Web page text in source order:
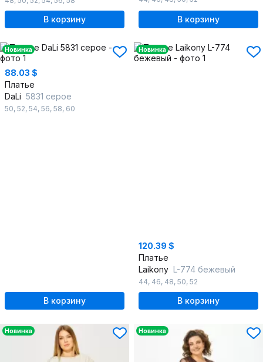
В корзину В корзину
Новинка
88.03 $
Платье
DaLi 5831 серое
50, 52, 54, 56, 58, 60
В корзину
Новинка
120.39 $
Платье
Laikony L-774 бежевый
44, 46, 48, 50, 52
В корзину
Новинка Новинка